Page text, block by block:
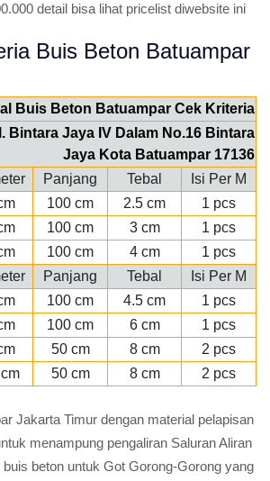
detail bisa lihat pricelist diwebsite ini
Buis Beton Batuampar
Buis Beton Batuampar Cek Kriteria
Bintara Jaya IV Dalam No.16 Bintara
Jaya Kota Batuampar 17136
Panjang Tebal
Isi Per M
100 cm 2.5 cm
1 pcs
100 cm 3 cm
1 pcs
100 cm 4 cm
1 pcs
Panjang Tebal
Isi Per M
100 cm 4.5 cm
1 pcs
100 cm 6 cm
1 pcs
50 cm 8 cm
2 pcs
50 cm 8 cm 2 pcs
Jakarta Timur dengan material pelapisan
menampung pengaliran Saluran Aliran
beton untuk Got Gorong-Gorong yang